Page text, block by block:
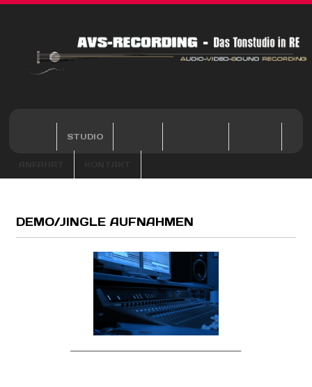
STUDIO
DEMO/JINGLE AUFNAHMEN